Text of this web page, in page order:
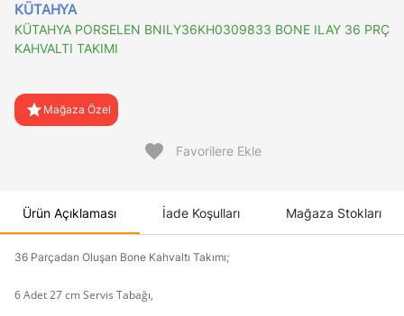
KÜTAHYA
KÜTAHYA PORSELEN BNILY36KH0309833 BONE ILAY 36 PRÇ
KAHVALTI TAKIMI
star Mağaza Özel
favorite Favorilere Ekle
Ürün Açıklaması İade Koşulları Mağaza Stokları
36 Parçadan Oluşan Bone Kahvaltı Takımı;
6 Adet 27 cm Servis Tabağı,